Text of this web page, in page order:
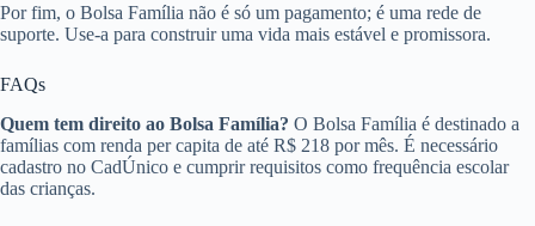
Por fim, o Bolsa Família não é só um pagamento; é uma rede de
suporte. Use-a para construir uma vida mais estável e promissora.
FAQs
Quem tem direito ao Bolsa Família? O Bolsa Família é destinado a
famílias com renda per capita de até R$ 218 por mês. É necessário
cadastro no CadÚnico e cumprir requisitos como frequência escolar
das crianças.